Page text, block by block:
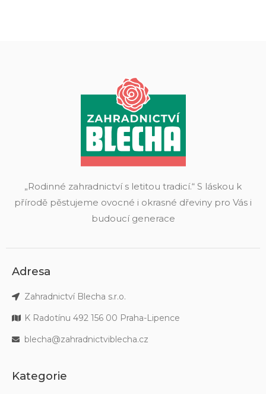
„Rodinné zahradnictví s letitou tradicí.“ S láskou k
přírodě pěstujeme ovocné i okrasné dřeviny pro Vás i
budoucí generace
Adresa
Zahradnictví Blecha s.r.o.
K Radotínu 492 156 00 Praha-Lipence
blecha@zahradnictviblecha.cz
Kategorie